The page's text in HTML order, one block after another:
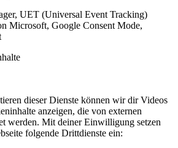
UET (Universal Event Tracking)
Microsoft, Google Consent Mode,
dieser Dienste können wir dir Videos
anzeigen, die von externen
werden. Mit deiner Einwilligung setzen
folgende Drittdienste ein: